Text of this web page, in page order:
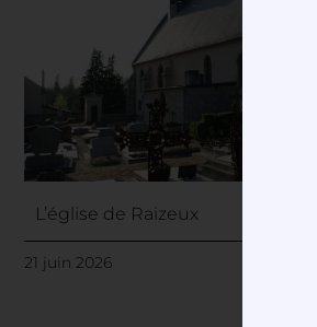
L’église de Raizeux
21 juin 2026